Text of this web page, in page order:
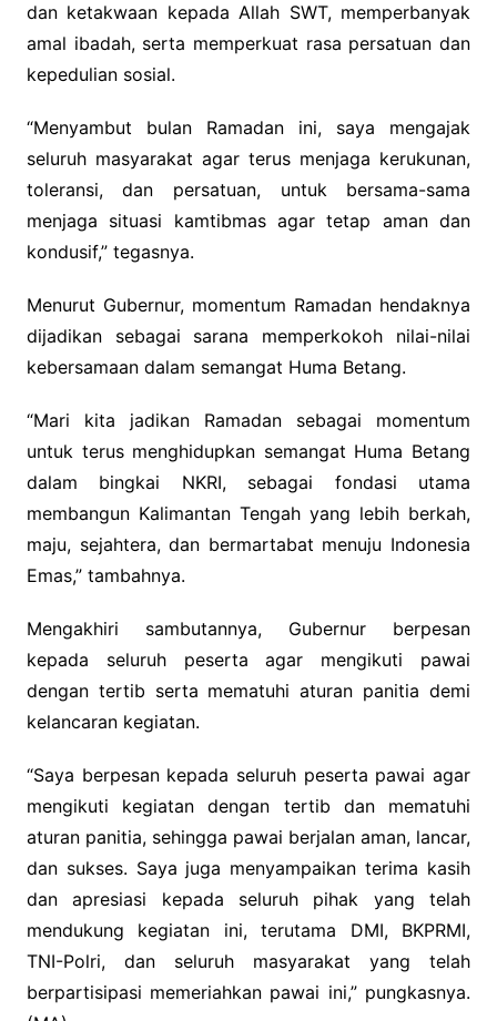
dan ketakwaan kepada Allah SWT, memperbanyak
amal ibadah, serta memperkuat rasa persatuan dan
kepedulian sosial.
“Menyambut bulan Ramadan ini, saya mengajak
seluruh masyarakat agar terus menjaga kerukunan,
toleransi, dan persatuan, untuk bersama-sama
menjaga situasi kamtibmas agar tetap aman dan
kondusif,” tegasnya.
Menurut Gubernur, momentum Ramadan hendaknya
dijadikan sebagai sarana memperkokoh nilai-nilai
kebersamaan dalam semangat Huma Betang.
“Mari kita jadikan Ramadan sebagai momentum
untuk terus menghidupkan semangat Huma Betang
dalam bingkai NKRI, sebagai fondasi utama
membangun Kalimantan Tengah yang lebih berkah,
maju, sejahtera, dan bermartabat menuju Indonesia
Emas,” tambahnya.
Mengakhiri sambutannya, Gubernur berpesan
kepada seluruh peserta agar mengikuti pawai
dengan tertib serta mematuhi aturan panitia demi
kelancaran kegiatan.
“Saya berpesan kepada seluruh peserta pawai agar
mengikuti kegiatan dengan tertib dan mematuhi
aturan panitia, sehingga pawai berjalan aman, lancar,
dan sukses. Saya juga menyampaikan terima kasih
dan apresiasi kepada seluruh pihak yang telah
mendukung kegiatan ini, terutama DMI, BKPRMI,
TNI-Polri, dan seluruh masyarakat yang telah
berpartisipasi memeriahkan pawai ini,” pungkasnya.